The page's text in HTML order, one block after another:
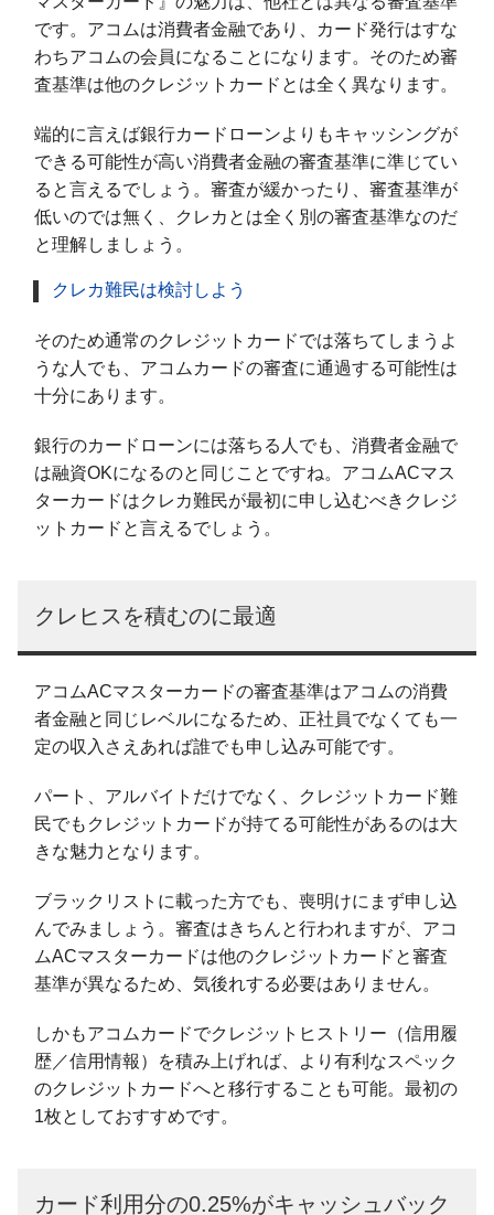
です。アコムは消費者金融であり、カード発行はすな
わちアコムの会員になることになります。そのため審
査基準は他のクレジットカードとは全く異なります。
端的に言えば銀行カードローンよりもキャッシングが
できる可能性が高い消費者金融の審査基準に準じてい
ると言えるでしょう。審査が緩かったり、審査基準が
低いのでは無く、クレカとは全く別の審査基準なのだ
と理解しましょう。
クレカ難民は検討しよう
そのため通常のクレジットカードでは落ちてしまうよ
うな人でも、アコムカードの審査に通過する可能性は
十分にあります。
銀行のカードローンには落ちる人でも、消費者金融で
は融資OKになるのと同じことですね。アコムACマス
ターカードはクレカ難民が最初に申し込むべきクレジ
ットカードと言えるでしょう。
クレヒスを積むのに最適
アコムACマスターカードの審査基準はアコムの消費
者金融と同じレベルになるため、正社員でなくても一
定の収入さえあれば誰でも申し込み可能です。
パート、アルバイトだけでなく、クレジットカード難
民でもクレジットカードが持てる可能性があるのは大
きな魅力となります。
ブラックリストに載った方でも、喪明けにまず申し込
んでみましょう。審査はきちんと行われますが、アコ
ムACマスターカードは他のクレジットカードと審査
基準が異なるため、気後れする必要はありません。
しかもアコムカードでクレジットヒストリー（信用履
歴／信用情報）を積み上げれば、より有利なスペック
のクレジットカードへと移行することも可能。最初の
1枚としておすすめです。
カード利用分の0.25%がキャッシュバック